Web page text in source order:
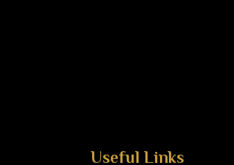
Useful Links